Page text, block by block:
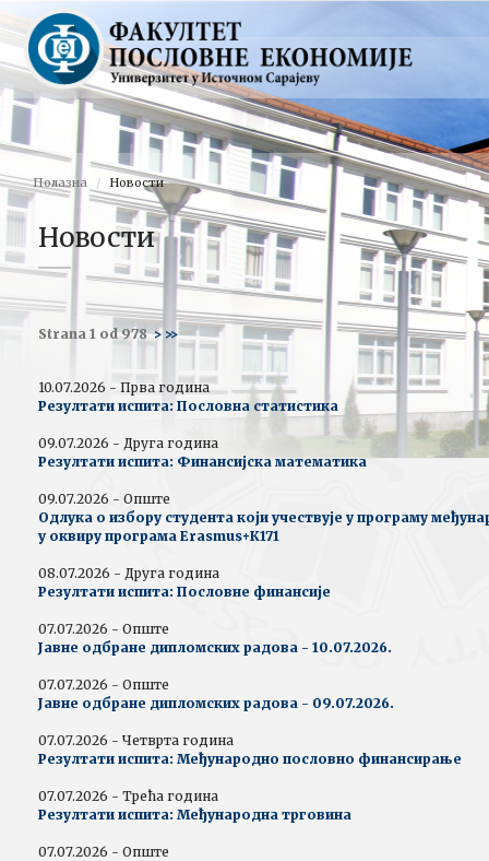
Полазна Новости
Новости
Strana 1 od 978> >>
10.07.2026 - Прва година
Резултати испита: Пословна статистика
09.07.2026 - Друга година
Резултати испита: Финансијска математика
09.07.2026 - Опште
Одлука о избору студента који учествује у програму
у оквиру програма Erasmus+К171
08.07.2026 - Друга година
Резултати испита: Пословне финансије
07.07.2026 - Опште
Јавне одбране дипломских радова - 10.07.2026.
07.07.2026 - Опште
Јавне одбране дипломских радова - 09.07.2026.
07.07.2026 - Четврта година
Резултати испита: Међународно пословно финансирање
07.07.2026 - Трећа година
Резултати испита: Међународна трговина
07.07.2026 - Опште